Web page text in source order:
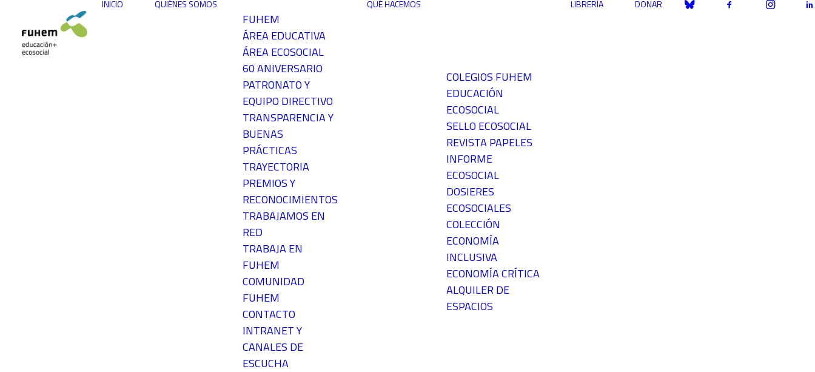
INICIO QUIÉNES SOMOS
FUHEM
ÁREA EDUCATIVA
ÁREA ECOSOCIAL
60 ANIVERSARIO
PATRONATO Y
EQUIPO DIRECTIVO
TRANSPARENCIA Y
BUENAS
PRÁCTICAS
TRAYECTORIA
PREMIOS Y
RECONOCIMIENTOS
TRABAJAMOS EN
RED
TRABAJA EN
FUHEM
COMUNIDAD
FUHEM
CONTACTO
INTRANET Y
CANALES DE
ESCUCHA
QUÉ HACEMOS
COLEGIOS FUHEM
EDUCACIÓN
ECOSOCIAL
SELLO ECOSOCIAL
REVISTA PAPELES
INFORME
ECOSOCIAL
DOSIERES
ECOSOCIALES
COLECCIÓN
ECONOMÍA
INCLUSIVA
ECONOMÍA CRÍTICA
ALQUILER DE
ESPACIOS
LIBRERÍA DONAR